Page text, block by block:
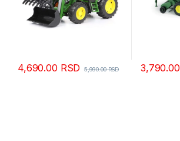
4,690.00 RSD 5,990.00RSD 3,790.00